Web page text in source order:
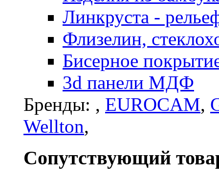
Линкруста -
Флизелин,
Бисерное
3d панели МДФ
Бренды: , EUROCAM,
Wellton,
Сопутствующий